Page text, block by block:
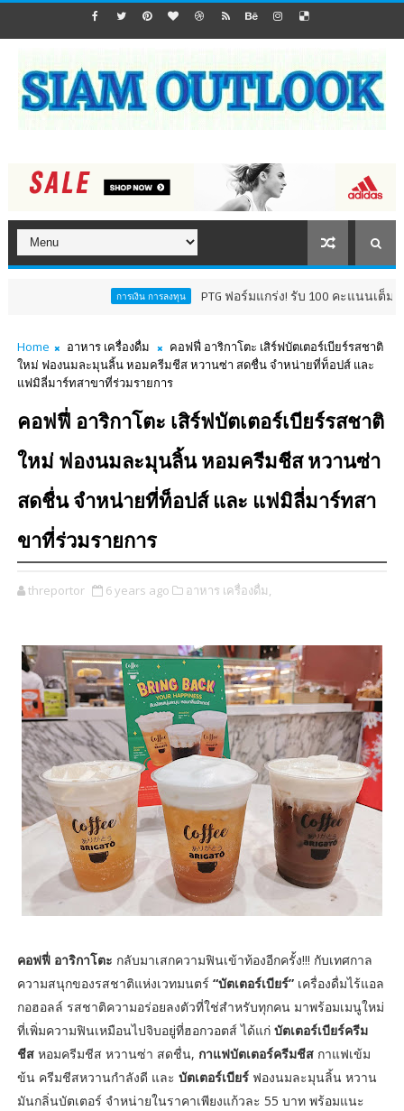
การเงิน การลงทุน PTG ฟอร์มแกร่ง! รับ 100 คะแนนเต็ม AGM
Home อาหาร เครื่องดื่ม
คอฟฟี่ อาริกาโตะ เสิร์ฟบัตเตอร์เบียร์รสชาติ
ใหม่ ฟองนมละมุนลิ้น หอมครีมชีส หวานซ่า สดชื่น จำหน่ายที่ท็อปส์ และ
แฟมิลี่มาร์ทสาขาที่ร่วมรายการ
คอฟฟี่ อาริกาโตะ เสิร์ฟบัตเตอร์เบียร์รสชาติ
ใหม่ ฟองนมละมุนลิ้น หอมครีมชีส หวานซ่า
สดชื่น จำหน่ายที่ท็อปส์ และ แฟมิลี่มาร์ทสา
ขาที่ร่วมรายการ
threportor 6 years ago อาหาร เครื่องดื่ม,
คอฟฟี่ อาริกาโตะ กลับมาเสกความฟินเข้าท้องอีกครั้ง!!! กับเทศกาล
ความสนุกของรสชาติแห่งเวทมนตร์ “บัตเตอร์เบียร์”เครื่องดื่มไร้แอล
กอฮอลล์ รสชาติความอร่อยลงตัวที่ใช่สำหรับทุกคน มาพร้อมเมนูใหม่
ที่เพิ่มความฟินเหมือนไปจิบอยู่ที่ฮอกวอตส์ ได้แก่บัตเตอร์เบียร์ครีม
ชีสหอมครีมชีส หวานซ่า สดชื่น, กาแฟบัตเตอร์ครีมชีสกาแฟเข้ม
ข้น ครีมชีสหวานกำลังดี และ บัตเตอร์เบียร์ ฟองนมละมุนลิ้น หวาน
มันกลิ่นบัตเตอร์ จำหน่ายในราคาเพียงแก้วละ 55 บาท พร้อมแนะ